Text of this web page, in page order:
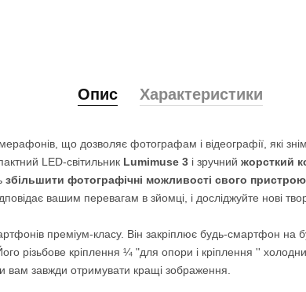
Опис Характеристики
що дозволяє фотографам і відеографії, які
LED-світильник Lumimuse 3 і зручний жорсткий
збільшити фотографічні можливості свого
вашим перевагам в зйомці, і досліджуйте нові
преміум-класу. Він закріплює будь-смартфон на
різьбове кріплення ¼ "для опори і кріплення ''
вам завжди отримувати кращі зображення.